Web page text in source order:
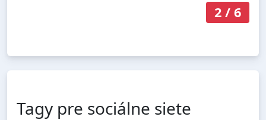
2/ 6
Tagy pre sociálne siete